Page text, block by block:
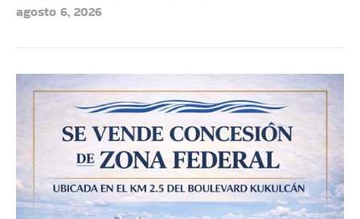
agosto 6, 2026